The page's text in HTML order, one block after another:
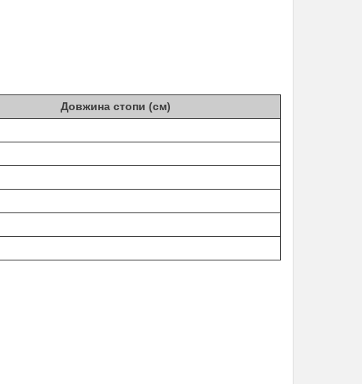
Довжина стопи (см)